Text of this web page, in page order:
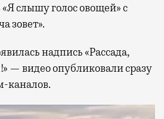
слышу голос овощей» с
зовет».
надпись «Рассада,
— видео опубликовали сразу
каналов.